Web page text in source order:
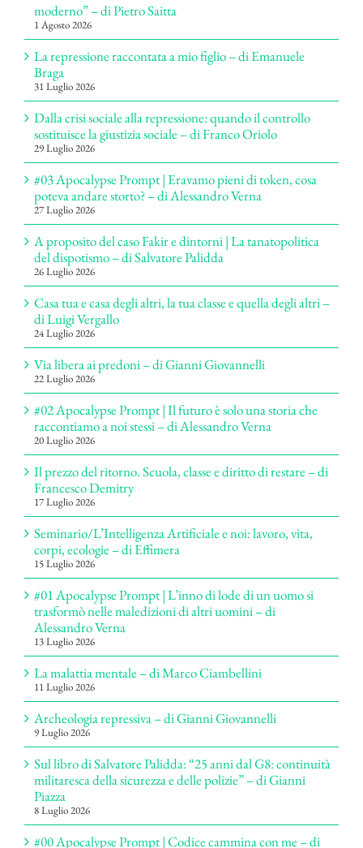
moderno” – di Pietro Saitta
1 Agosto 2026
La repressione raccontata a mio figlio – di Emanuele
Braga
31 Luglio 2026
Dalla crisi sociale alla repressione: quando il controllo
sostituisce la giustizia sociale – di Franco Oriolo
29 Luglio 2026
#03 Apocalypse Prompt | Eravamo pieni di token, cosa
poteva andare storto? – di Alessandro Verna
27 Luglio 2026
A proposito del caso Fakir e dintorni | La tanatopolitica
del dispotismo – di Salvatore Palidda
26 Luglio 2026
Casa tua e casa degli altri, la tua classe e quella degli altri –
di Luigi Vergallo
24 Luglio 2026
Via libera ai predoni – di Gianni Giovannelli
22 Luglio 2026
#02 Apocalypse Prompt | Il futuro è solo una storia che
raccontiamo a noi stessi – di Alessandro Verna
20 Luglio 2026
Il prezzo del ritorno. Scuola, classe e diritto di restare – di
Francesco Demitry
17 Luglio 2026
Seminario/L’Intelligenza Artificiale e noi: lavoro, vita,
corpi, ecologie – di Effimera
15 Luglio 2026
#01 Apocalypse Prompt | L’inno di lode di un uomo si
trasformò nelle maledizioni di altri uomini – di
Alessandro Verna
13 Luglio 2026
La malattia mentale – di Marco Ciambellini
11 Luglio 2026
Archeologia repressiva – di Gianni Giovannelli
9 Luglio 2026
Sul libro di Salvatore Palidda: “25 anni dal G8: continuità
militaresca della sicurezza e delle polizie” – di Gianni
Piazza
8 Luglio 2026
#00 Apocalypse Prompt | Codice cammina con me – di